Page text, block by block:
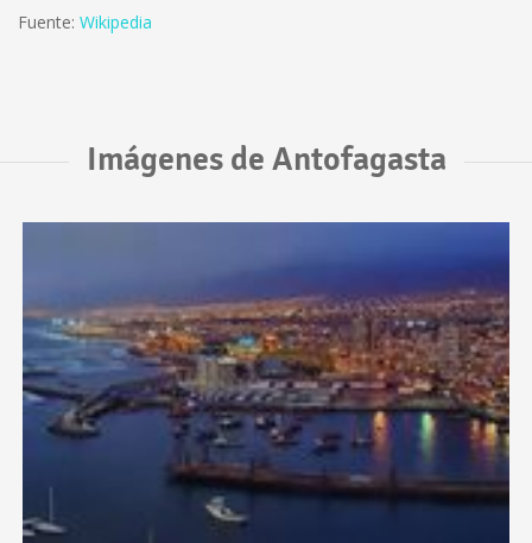
Fuente: Wikipedia
Imágenes de Antofagasta